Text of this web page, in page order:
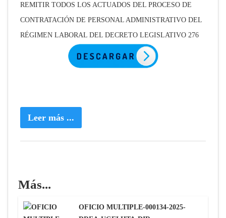
REMITIR TODOS LOS ACTUADOS DEL PROCESO DE
CONTRATACIÓN DE PERSONAL ADMINISTRATIVO DEL
RÉGIMEN LABORAL DEL DECRETO LEGISLATIVO 276
Leer más ...
Más...
OFICIO MULTIPLE-000134-2025-